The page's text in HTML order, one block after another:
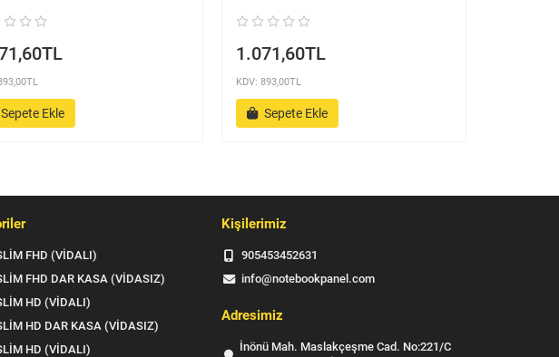
Sepete Ekle
1.071,60TL
KDV: 893,00TL
Sepete Ekle
FHD (VİDALI)
FHD DAR KASA (VİDASIZ)
HD (VİDALI)
HD DAR KASA (VİDASIZ)
HD (VİDALI)
Kişilerimiz
905453452631
info@notebookpanel.com
Adresimiz
İnönü Mah. Maslakçeşme Cad. No:221/C